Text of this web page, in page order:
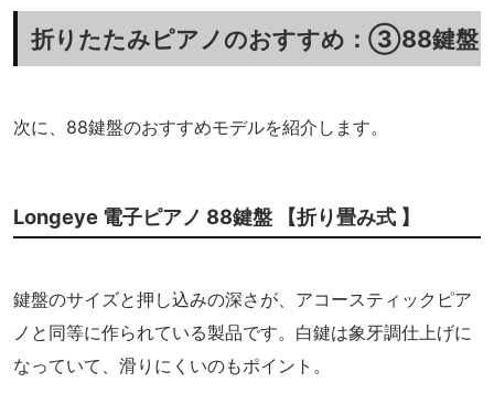
折りたたみピアノのおすすめ：③88鍵盤
次に、88鍵盤のおすすめモデルを紹介します。
Longeye 電子ピアノ 88鍵盤 【折り畳み式 】
鍵盤のサイズと押し込みの深さが、アコースティックピア
ノと同等に作られている製品です。白鍵は象牙調仕上げに
なっていて、滑りにくいのもポイント。